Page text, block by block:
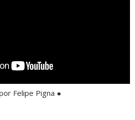
Felipe Pigna ●